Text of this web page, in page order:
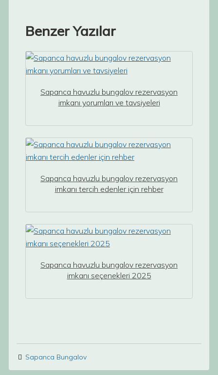
Benzer Yazılar
Sapanca havuzlu bungalov rezervasyon
imkanı yorumları ve tavsiyeleri
Sapanca havuzlu bungalov rezervasyon
imkanı tercih edenler için rehber
Sapanca havuzlu bungalov rezervasyon
imkanı seçenekleri 2025
Sapanca Bungalov